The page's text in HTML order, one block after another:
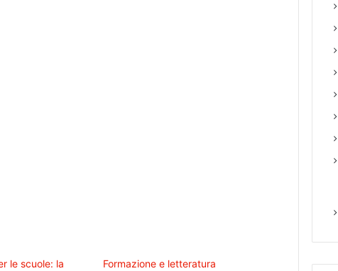
le scuole: la
Formazione e letteratura